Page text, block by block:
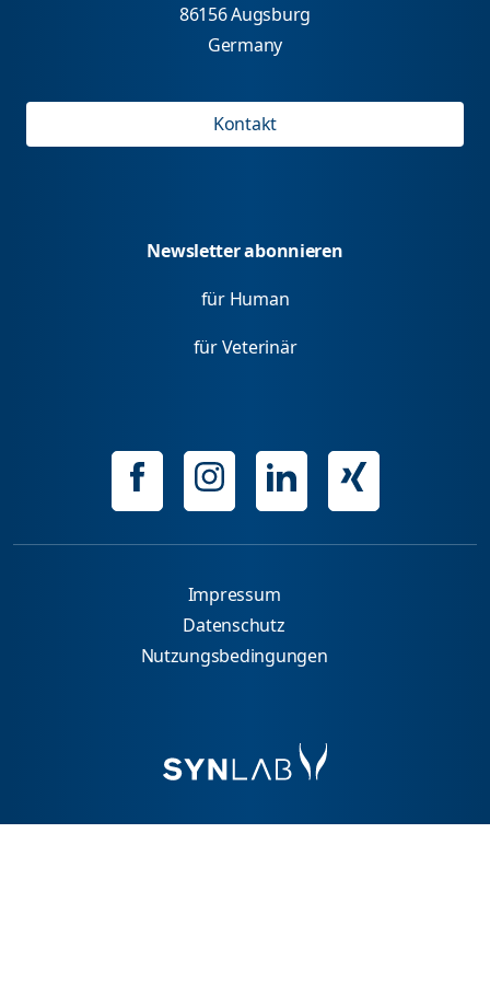
86156 Augsburg
Germany
Kontakt
Newsletter abonnieren
für Human
für Veterinär
Impressum
Datenschutz
Nutzungsbedingungen